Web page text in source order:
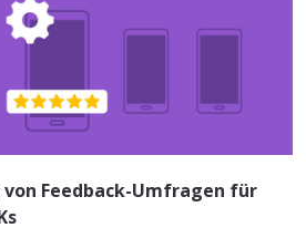
Feedback-Umfragen für